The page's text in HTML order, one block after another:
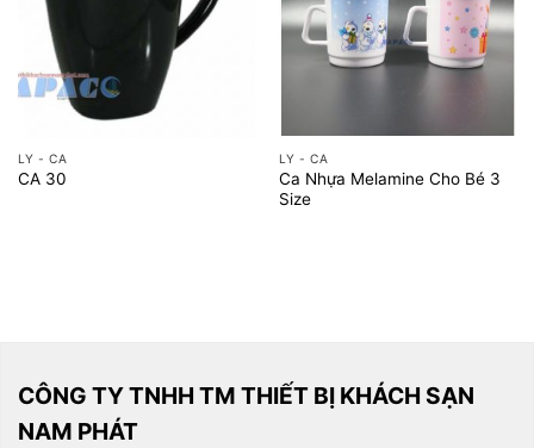
LY - CA
CA 30
LY - CA
Ca Nhựa Melamine Cho Bé 3
Size
CÔNG TY TNHH TM THIẾT BỊ KHÁCH SẠN
NAM PHÁT